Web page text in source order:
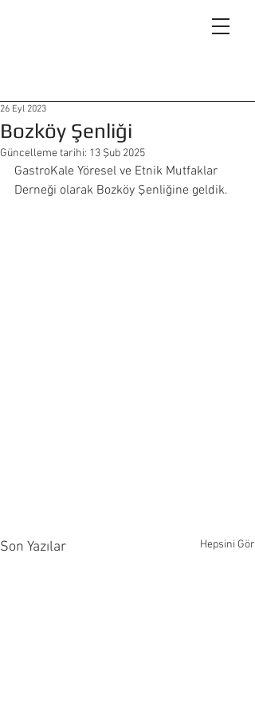
Bozköy Şenliği
26 Eyl 2023
Güncelleme tarihi: 13 Şub 2025
GastroKale Yöresel ve Etnik Mutfaklar
Derneği olarak Bozköy Şenliğine geldik.
Son Yazılar Hepsini Gör